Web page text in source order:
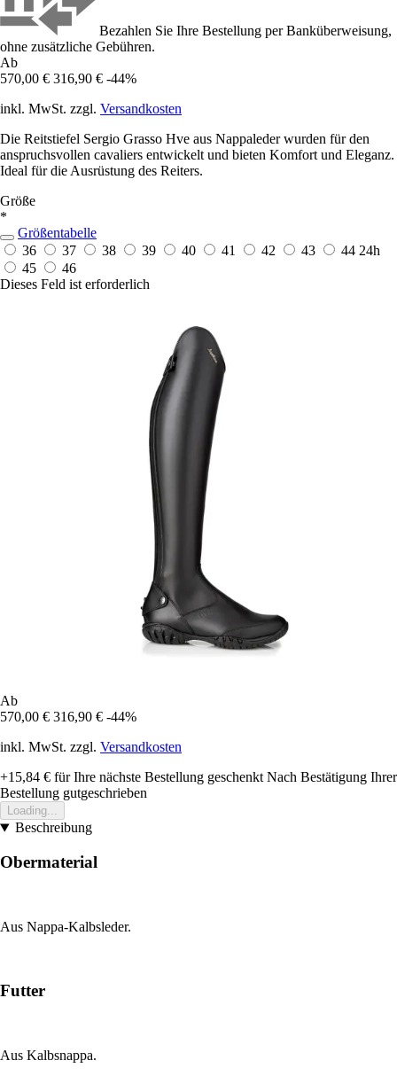
Bezahlen Sie Ihre Bestellung per Banküberweisung,
ohne zusätzliche Gebühren.
Ab
570,00 € 316,90 € -44%
inkl. MwSt. zzgl. Versandkosten
Die Reitstiefel Sergio Grasso Hve aus Nappaleder wurden für den
anspruchsvollen cavaliers entwickelt und bieten Komfort und Eleganz.
Ideal für die Ausrüstung des Reiters.
Größe
*
Größentabelle
36
37 38 39 40 41 42 43 44 24h
45
46
Dieses Feld ist erforderlich
Ab
570,00 € 316,90 € -44%
inkl. MwSt. zzgl. Versandkosten
+15,84 € für Ihre nächste Bestellung geschenkt Nach Bestätigung Ihrer
Bestellung gutgeschrieben
Loading...
Beschreibung
Obermaterial
Aus Nappa-Kalbsleder.
Futter
Aus Kalbsnappa.